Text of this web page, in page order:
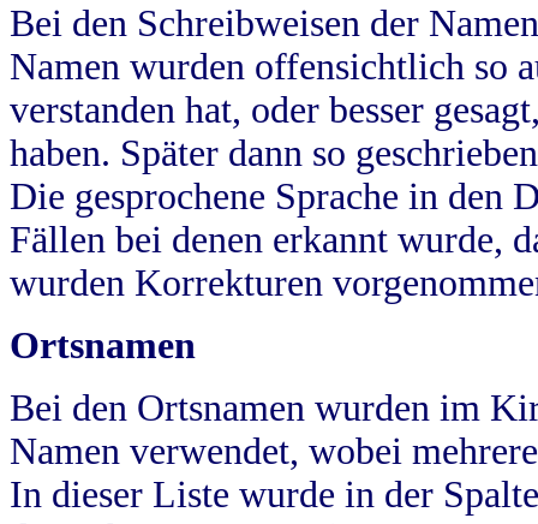
Bei den Schreibweisen der
Namen wurden offensichtlich so
verstanden hat, oder besser
haben. Später dann so
Die gesprochene Sprache in
Fällen bei denen erkannt wurde,
wurden Korrekturen
Ortsnamen
Bei den Ortsnamen wurden im
Namen verwendet, wobei
In dieser Liste wurde in der